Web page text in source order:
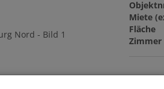
Miete
Fläche
Zimmer